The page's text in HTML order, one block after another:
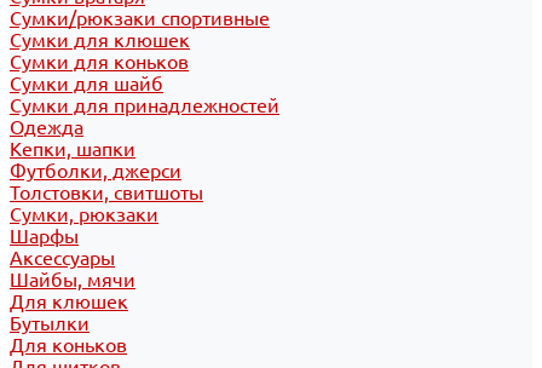
Сумки/рюкзаки спортивные
Сумки для клюшек
Сумки для коньков
Сумки для шайб
Сумки для принадлежностей
Одежда
Кепки, шапки
Футболки, джерси
Толстовки, свитшоты
Сумки, рюкзаки
Шарфы
Аксессуары
Шайбы, мячи
Для клюшек
Бутылки
Для коньков